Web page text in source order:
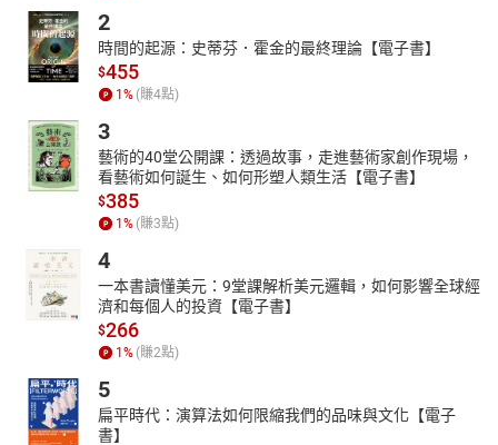
2
時間的起源：史蒂芬．霍金的最終理論【電子書】
$455
1% (賺4點)
3
藝術的40堂公開課：透過故事，走進藝術家創作現場，
看藝術如何誕生、如何形塑人類生活【電子書】
$385
1% (賺3點)
4
一本書讀懂美元：9堂課解析美元邏輯，如何影響全球經
濟和每個人的投資【電子書】
$266
1% (賺2點)
5
扁平時代：演算法如何限縮我們的品味與文化【電子
書】